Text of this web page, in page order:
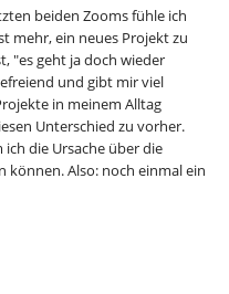
beiden Zooms fühle ich
mehr, ein neues Projekt zu
"es geht ja doch wieder
und gibt mir viel
in meinem Alltag
Unterschied zu vorher.
die Ursache über die
Also: noch einmal ein